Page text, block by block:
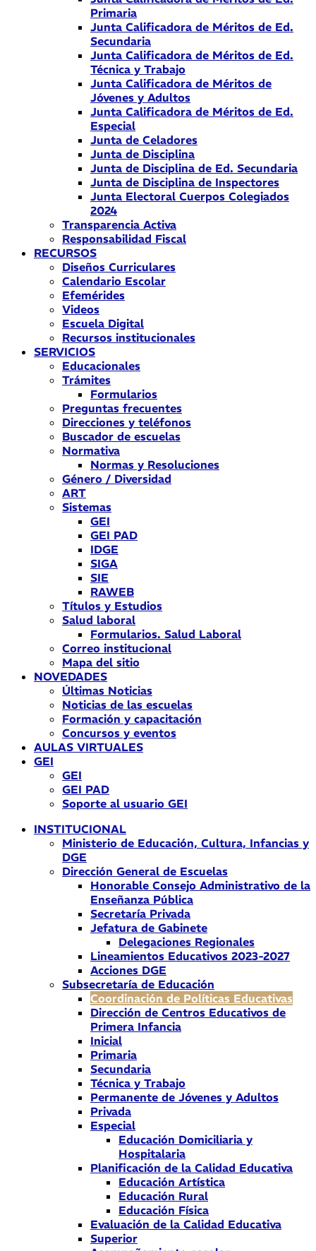
Primaria
Junta Calificadora de Méritos de Ed.
Secundaria
Junta Calificadora de Méritos de Ed.
Técnica y Trabajo
Junta Calificadora de Méritos de
Jóvenes y Adultos
Junta Calificadora de Méritos de Ed.
Especial
Junta de Celadores
Junta de Disciplina
Junta de Disciplina de Ed. Secundaria
Junta de Disciplina de Inspectores
Junta Electoral Cuerpos Colegiados
2024
Transparencia Activa
Responsabilidad Fiscal
RECURSOS
Diseños Curriculares
Calendario Escolar
Efemérides
Videos
Escuela Digital
Recursos institucionales
SERVICIOS
Educacionales
Trámites
Formularios
Preguntas frecuentes
Direcciones y teléfonos
Buscador de escuelas
Normativa
Normas y Resoluciones
Género / Diversidad
ART
Sistemas
GEI
GEI PAD
IDGE
SIGA
SIE
RAWEB
Títulos y Estudios
Salud laboral
Formularios. Salud Laboral
Correo institucional
Mapa del sitio
NOVEDADES
Últimas Noticias
Noticias de las escuelas
Formación y capacitación
Concursos y eventos
AULAS VIRTUALES
GEI
GEI
GEI PAD
Soporte al usuario GEI
INSTITUCIONAL
Ministerio de Educación, Cultura, Infancias y
DGE
Dirección General de Escuelas
Honorable Consejo Administrativo de la
Enseñanza Pública
Secretaría Privada
Jefatura de Gabinete
Delegaciones Regionales
Lineamientos Educativos 2023-2027
Acciones DGE
Subsecretaría de Educación
Coordinación de Políticas Educativas
Dirección de Centros Educativos de
Primera Infancia
Inicial
Primaria
Secundaria
Técnica y Trabajo
Permanente de Jóvenes y Adultos
Privada
Especial
Educación Domiciliaria y
Hospitalaria
Planificación de la Calidad Educativa
Educación Artística
Educación Rural
Educación Física
Evaluación de la Calidad Educativa
Superior